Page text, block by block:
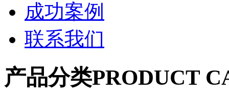
成功案例
联系我们
产品分类PRODUCT